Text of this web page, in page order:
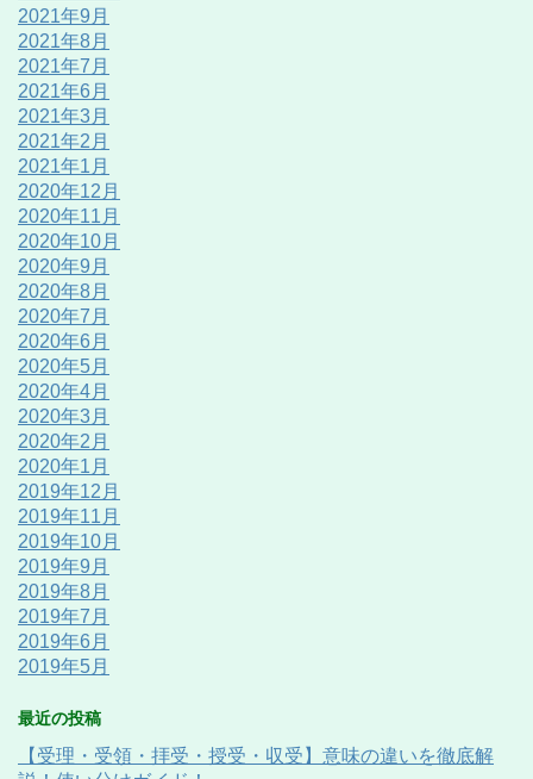
2021年9月
2021年8月
2021年7月
2021年6月
2021年3月
2021年2月
2021年1月
2020年12月
2020年11月
2020年10月
2020年9月
2020年8月
2020年7月
2020年6月
2020年5月
2020年4月
2020年3月
2020年2月
2020年1月
2019年12月
2019年11月
2019年10月
2019年9月
2019年8月
2019年7月
2019年6月
2019年5月
最近の投稿
【受理・受領・拝受・授受・収受】意味の違いを徹底解